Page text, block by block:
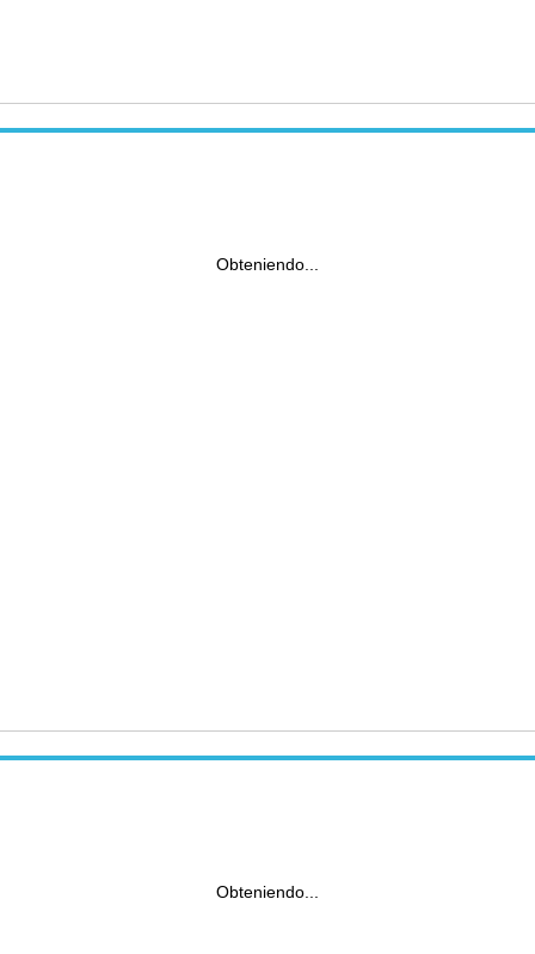
Obteniendo...
Obteniendo...